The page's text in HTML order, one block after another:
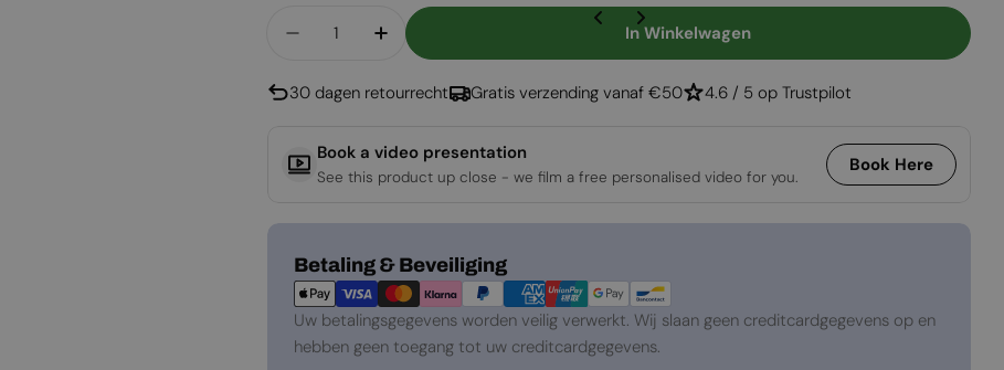
Aantal Verlagen Voor Foco One 1000
Aantal Verhogen Voor Foco One 1000
In Winkelwagen
30 dagen retourrecht Gratis verzending vanaf €50 4.6 / 5 op Trustpilot
Book a video presentation
See this product up close - we film a free personalised video for you.
Book Here
Betaling & Beveiliging
Betaalmethoden
Uw betalingsgegevens worden veilig verwerkt. Wij slaan geen creditcardgegevens op en
hebben geen toegang tot uw creditcardgegevens.